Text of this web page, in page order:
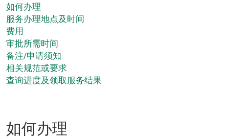
如何办理
服务办理地点及时间
费用
审批所需时间
备注/申请须知
相关规范或要求
查询进度及领取服务结果
如何办理